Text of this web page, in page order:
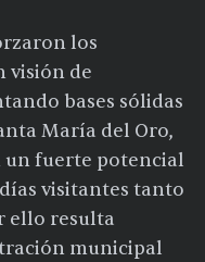
los
visión de
bases sólidas
María del Oro,
un fuerte potencial
visitantes tanto
ello resulta
municipal